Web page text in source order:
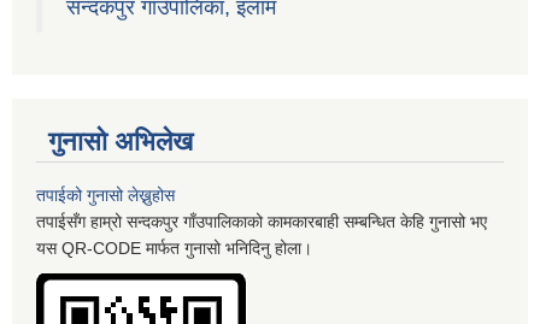
सन्दकपुर गाउँपालिका, इलाम
गुनासो अभिलेख
तपाईको गुनासो लेख्नुहोस
तपाईसँग हाम्रो सन्दकपुर गाँउपालिकाको कामकारबाही सम्बन्धित केहि गुनासो भए
यस QR-CODE मार्फत गुनासो भनिदिनु होला।